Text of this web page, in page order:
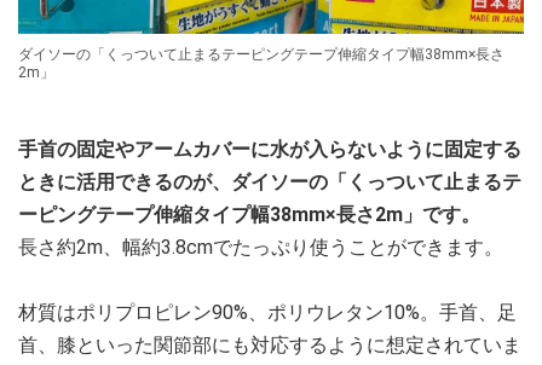
ダイソーの「くっついて止まるテーピングテープ伸縮タイプ幅38mm×長さ
2m」
手首の固定やアームカバーに水が入らないように固定する
ときに活用できるのが、ダイソーの「くっついて止まるテ
ーピングテープ伸縮タイプ幅38mm×長さ2m」です。
長さ約2m、幅約3.8cmでたっぷり使うことができます。
材質はポリプロピレン90%、ポリウレタン10%。手首、足
首、膝といった関節部にも対応するように想定されていま